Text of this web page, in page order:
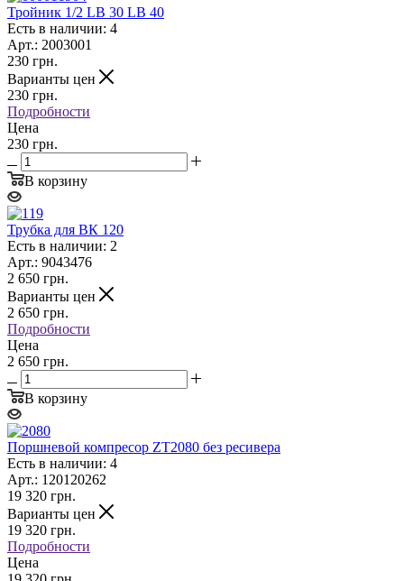
Тройник 1/2 LB 30 LB 40
Есть в наличии: 4
Арт.: 2003001
230 грн.
Варианты цен
230 грн.
Подробности
Цена
230 грн.
В корзину
Трубка для BК 120
Есть в наличии: 2
Арт.: 9043476
2 650 грн.
Варианты цен
2 650 грн.
Подробности
Цена
2 650 грн.
В корзину
Поршневой компресор ZT2080 без ресивера
Есть в наличии: 4
Арт.: 120120262
19 320 грн.
Варианты цен
19 320 грн.
Подробности
Цена